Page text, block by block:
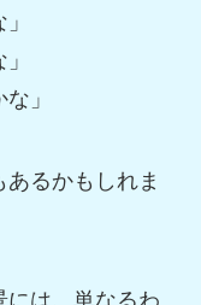
」
るかもしれま